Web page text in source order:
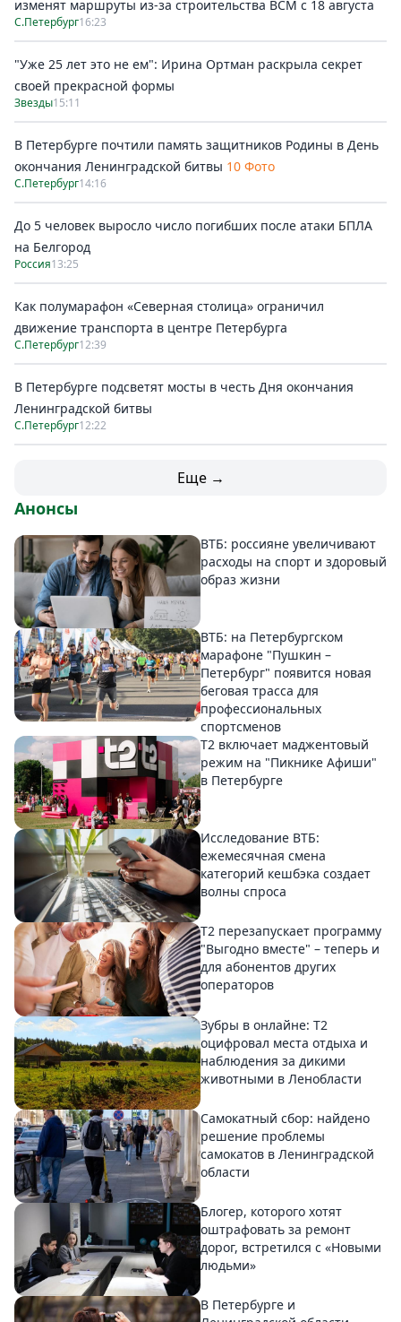
изменят маршруты из-за строительства ВСМ с 18 августа
С.Петербург16:23
"Уже 25 лет это не ем": Ирина Ортман раскрыла секрет
своей прекрасной формы
Звезды15:11
В Петербурге почтили память защитников Родины в День
окончания Ленинградской битвы 10 Фото
С.Петербург14:16
До 5 человек выросло число погибших после атаки БПЛА
на Белгород
Россия13:25
Как полумарафон «Северная столица» ограничил
движение транспорта в центре Петербурга
С.Петербург12:39
В Петербурге подсветят мосты в честь Дня окончания
Ленинградской битвы
С.Петербург12:22
Еще →
Анонсы
ВТБ: россияне увеличивают
расходы на спорт и здоровый
образ жизни
ВТБ: на Петербургском
марафоне "Пушкин –
Петербург" появится новая
беговая трасса для
профессиональных
спортсменов
Т2 включает маджентовый
режим на "Пикнике Афиши"
в Петербурге
Исследование ВТБ:
ежемесячная смена
категорий кешбэка создает
волны спроса
Т2 перезапускает программу
"Выгодно вместе" – теперь и
для абонентов других
операторов
Зубры в онлайне: Т2
оцифровал места отдыха и
наблюдения за дикими
животными в Ленобласти
Самокатный сбор: найдено
решение проблемы
самокатов в Ленинградской
области
Блогер, которого хотят
оштрафовать за ремонт
дорог, встретился с «Новыми
людьми»
В Петербурге и